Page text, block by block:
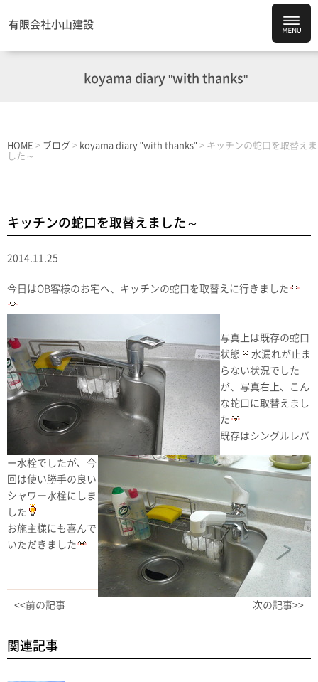
有限会社小山建設
koyama diary "with thanks"
HOME > ブログ > koyama diary "with thanks" > キッチンの蛇口を取替えま
した～
キッチンの蛇口を取替えました～
2014.11.25
今日はOB客様のお宅へ、キッチンの蛇口を取替えに行きました
写真上は既存の蛇口
状態
水漏れが止ま
らない状況でした
が、写真右上、こん
な蛇口に取替えまし
た
既存はシングルレバ
ー水栓でしたが、今
回は使い勝手の良い
シャワー水栓にしま
した
お施主様にも喜んで
いただきました
<<前の記事 次の記事>>
関連記事